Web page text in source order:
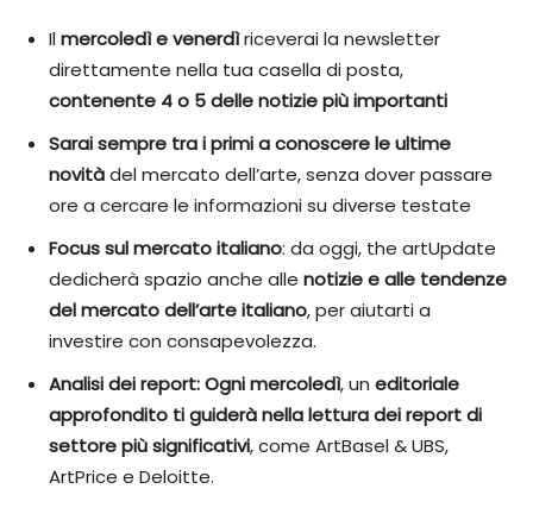
Ilmercoledì e venerdìriceverai la newsletter
direttamente nella tua casella di posta,
contenente 4 o 5 delle notizie piùimportanti
Sarai sempre tra i primi a conoscere le ultime
novitàdel mercato dell’arte, senza dover passare
ore a cercare le informazioni su diverse testate
Focus sul mercato italiano: da oggi, the artUpdate
dedicherà spazio anche alle notizie e alle tendenze
del mercato dell’arte italiano, per aiutarti a
investire con consapevolezza.
Analisi dei report:Ogni mercoledì, un editoriale
approfondito ti guiderà nella lettura dei report di
settore più significativi, come ArtBasel & UBS,
ArtPrice e Deloitte.